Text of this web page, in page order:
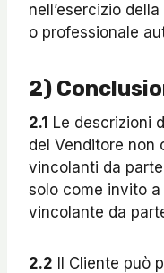
nell’esercizio
o professionale
2)
2.1 Le descrizioni
del Venditore non
vincolanti da
solo come invito a
vincolante da
2.2 Il Cliente può